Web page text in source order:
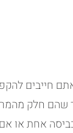
חייבים
שהם חלק
אחת או אם